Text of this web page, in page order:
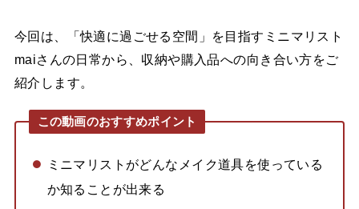
今回は、「快適に過ごせる空間」を目指すミニマリスト
maiさんの日常から、収納や購入品への向き合い方をご
紹介します。
この動画のおすすめポイント
ミニマリストがどんなメイク道具を使っている
か知ることが出来る